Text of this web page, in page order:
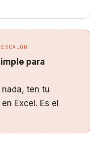
para
ten tu
Excel. Es el